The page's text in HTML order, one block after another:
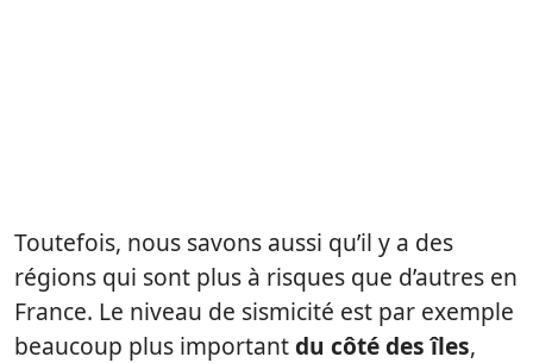
Toutefois, nous savons aussi qu’il y a des
régions qui sont plus à risques que d’autres en
France. Le niveau de sismicité est par exemple
beaucoup plus importantdu côté des îles,